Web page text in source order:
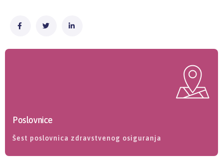
Poslovnice
Šest poslovnica zdravstvenog osiguranja